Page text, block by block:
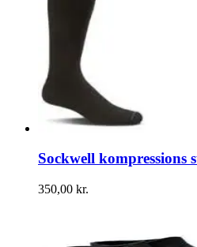
Sockwell kompressions
350,00 kr.